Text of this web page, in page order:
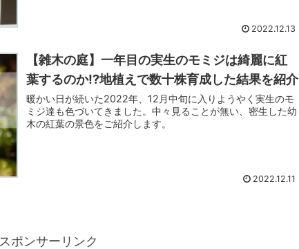
2022.12.13
【雑木の庭】一年目の実生のモミジは綺麗に紅
葉するのか!?地植えで数十株育成した結果を紹介
暖かい日が続いた2022年、12月中旬に入りようやく実生のモ
ミジ達も色づいてきました。中々見ることが無い、密生した幼
木の紅葉の景色をご紹介します。
2022.12.11
スポンサーリンク